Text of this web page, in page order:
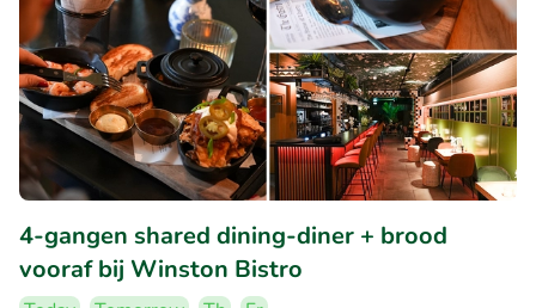
4-gangen shared dining-diner + brood
vooraf bij Winston Bistro